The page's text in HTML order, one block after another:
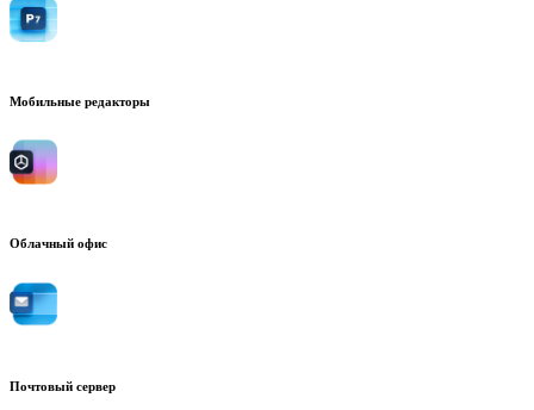
Мобильные редакторы
Облачный офис
Почтовый сервер